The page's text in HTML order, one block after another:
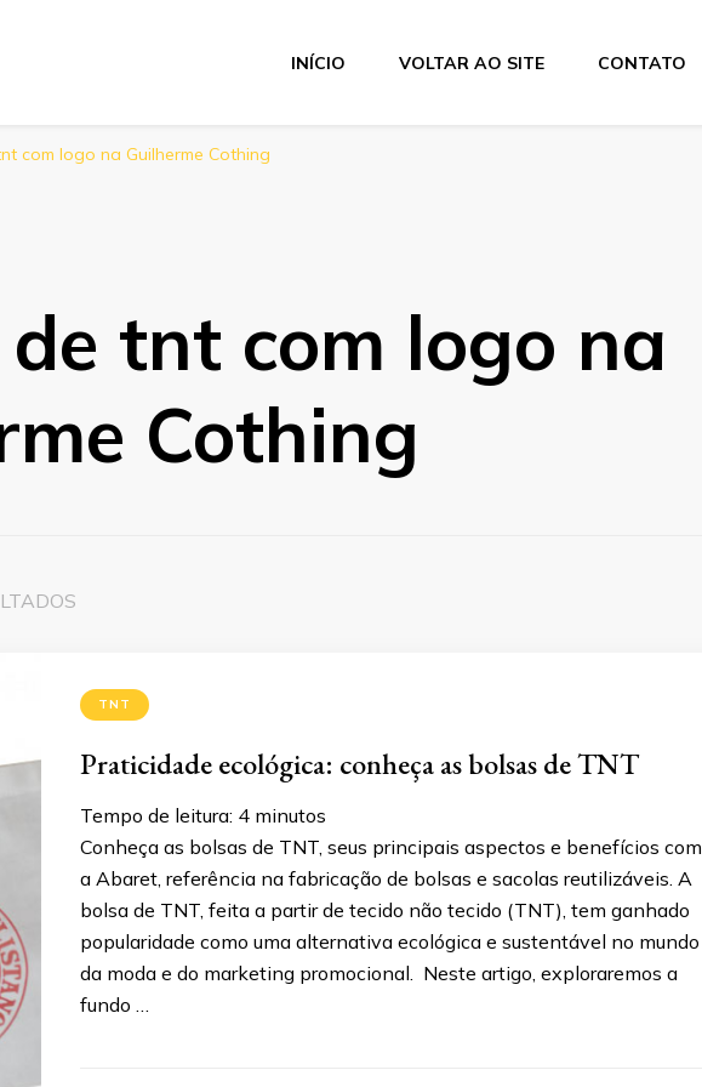
INÍCIO VOLTAR AO SITE CONTATO
com logo na Guilherme Cothing
tnt com logo na
Cothing
TNT
Praticidade ecológica: conheça as bolsas de TNT
Tempo de leitura: 4 minutos
Conheça as bolsas de TNT, seus principais aspectos e benefícios com
a Abaret, referência na fabricação de bolsas e sacolas reutilizáveis. A
bolsa de TNT, feita a partir de tecido não tecido (TNT), tem ganhado
popularidade como uma alternativa ecológica e sustentável no mundo
da moda e do marketing promocional. Neste artigo, exploraremos a
fundo …